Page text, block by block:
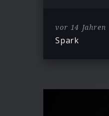
vor 14 Jahren
Spark